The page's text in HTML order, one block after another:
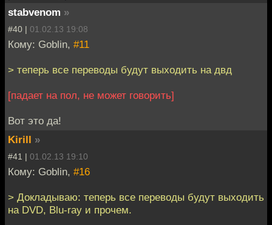
stabvenom »
#40 | 01.02.13 19:08
Кому: Goblin, #11
> теперь все переводы будут выходить на двд
[падает на пол, не может говорить]
Вот это да!
Kirill »
#41 | 01.02.13 19:10
Кому: Goblin, #16
> Докладываю: теперь все переводы будут выходить
на DVD, Blu-ray и прочем.